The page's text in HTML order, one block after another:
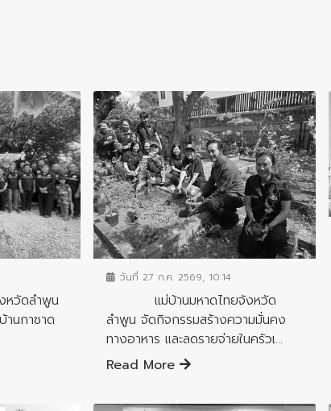
ดลำพูน
านกาชาด
ข่าวประชาสัมพันธ์
วันที่ 27 ก.ค. 2569, 10:14
แม่บ้านมหาดไทยจังหวัด
ลำพูน จัดกิจกรรมสร้างความมั่นคง
ทางอาหาร และลดรายจ่ายในครัวเ...
Read More